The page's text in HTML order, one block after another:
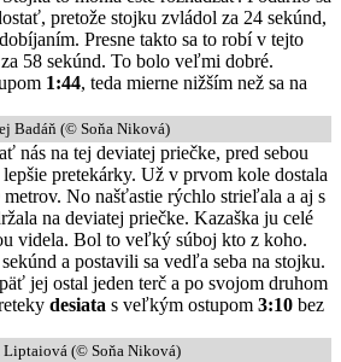
pretože stojku zvládol za 24 sekúnd,
Presne takto sa to robí v tejto
58 sekúnd. To bolo veľmi dobré.
1:44, teda mierne nižším než sa na
Badáň (© Soňa Niková)
nás na tej deviatej priečke, pred sebou
pretekárky. Už v prvom kole dostala
No našťastie rýchlo strieľala a aj s
na deviatej priečke. Kazaška ju celé
videla. Bol to veľký súboj kto z koho.
a postavili sa vedľa seba na stojku.
jej ostal jeden terč a po svojom druhom
desiata s veľkým ostupom 3:10 bez
Liptaiová (© Soňa Niková)